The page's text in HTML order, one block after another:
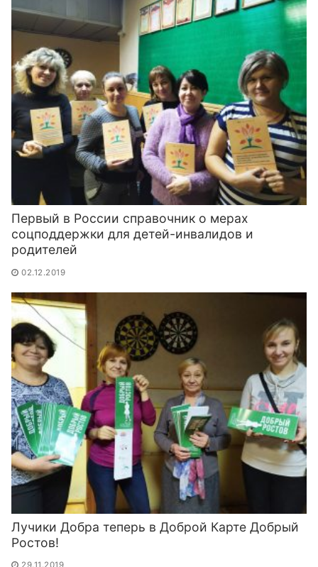
Первый в России справочник о мерах
соцподдержки для детей-инвалидов и
родителей
02.12.2019
Лучики Добра теперь в Доброй Карте Добрый
Ростов!